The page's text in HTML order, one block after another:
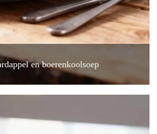
en boerenkoolsoep